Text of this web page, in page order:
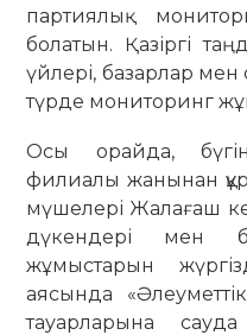
партиялық
болатын. Қазіргі
үйлері, базарлар мен
түрде мониторинг
Осы орайда,
филиалы жанынан
мүшелері Жалағаш
дүкендері мен
жұмыстарын
аясында
тауарларына